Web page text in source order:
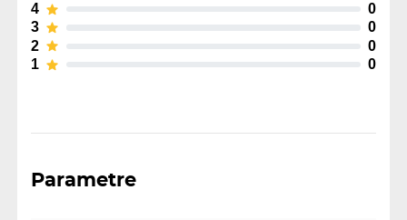
4
0
3
0
2
0
1
0
Parametre